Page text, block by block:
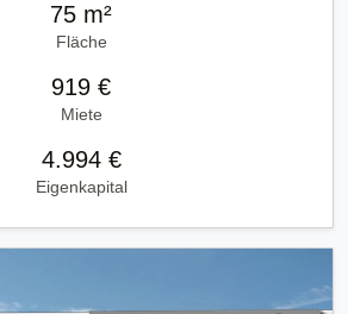
75 m²
Fläche
919 €
Miete
4.994 €
Eigenkapital